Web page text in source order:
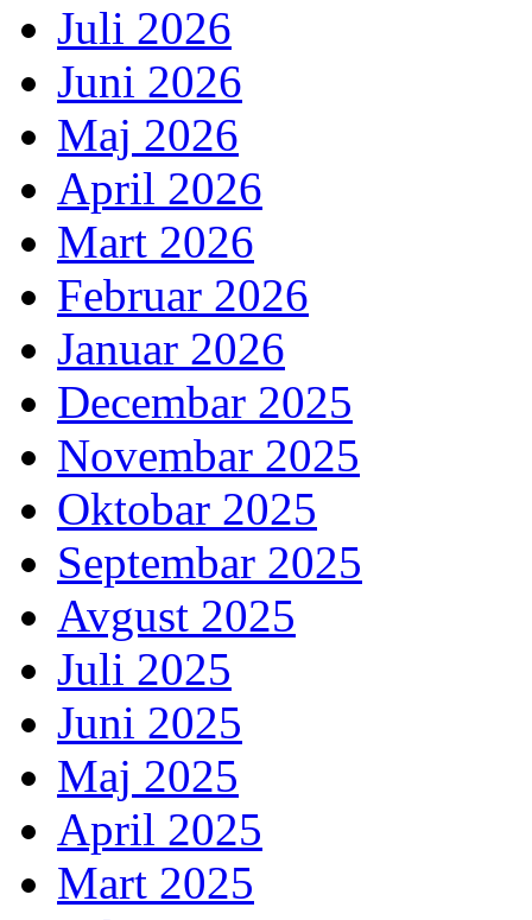
Juli 2026
Juni 2026
Maj 2026
April 2026
Mart 2026
Februar 2026
Januar 2026
Decembar 2025
Novembar 2025
Oktobar 2025
Septembar 2025
Avgust 2025
Juli 2025
Juni 2025
Maj 2025
April 2025
Mart 2025